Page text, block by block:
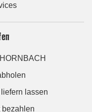
lassen
bezahlen